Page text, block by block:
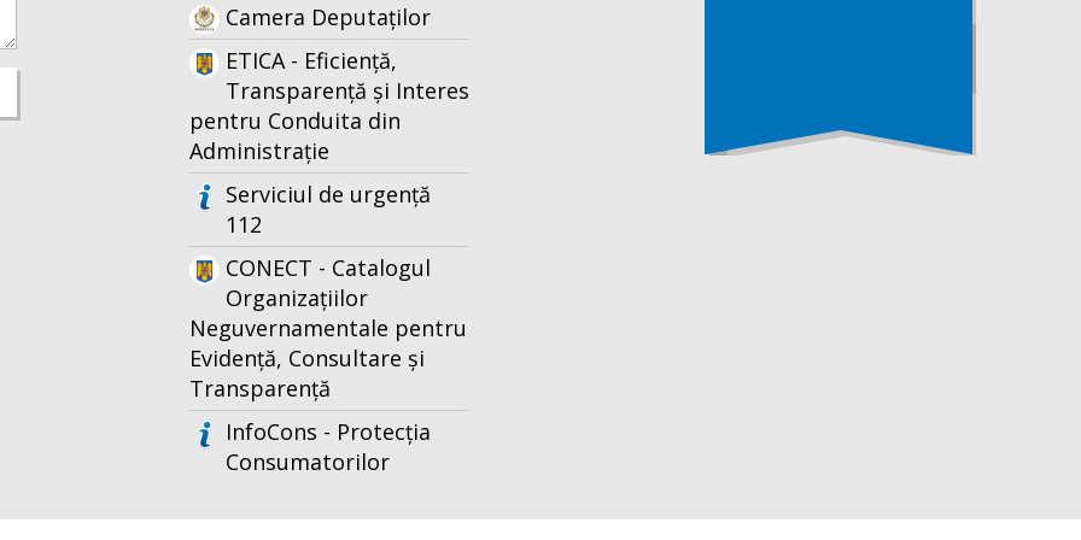
Camera Deputaților
ETICA - Eficiență,
Transparență și Interes
pentru Conduita din
Administrație
Serviciul de urgență
112
CONECT - Catalogul
Organizațiilor
Neguvernamentale pentru
Evidență, Consultare și
Transparență
InfoCons - Protecția
Consumatorilor